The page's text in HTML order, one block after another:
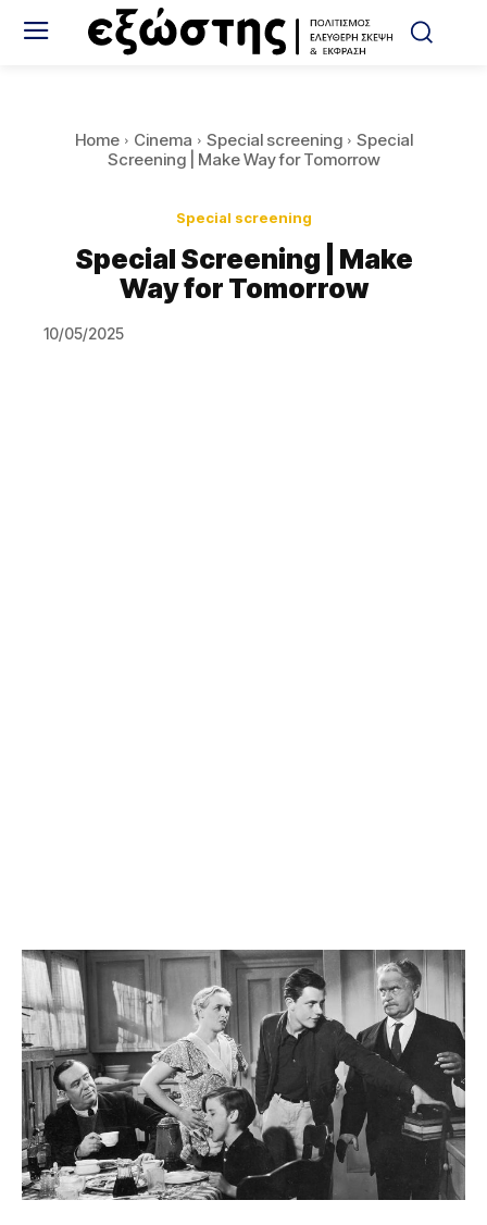
Home Cinema Special screening
Special
Screening | Make Way for Tomorrow
Special screening
Special Screening | Make
Way for Tomorrow
10/05/2025